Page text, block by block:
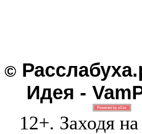
©
Идея -
12+. Заходя